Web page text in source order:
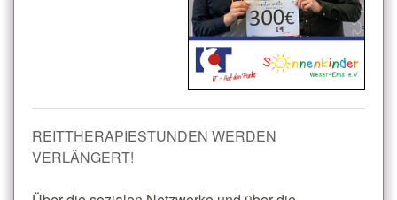
REITTHERAPIESTUNDEN WERDEN
VERLÄNGERT!